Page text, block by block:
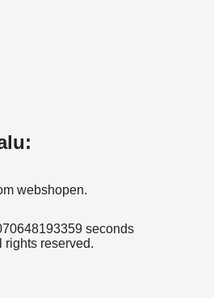
webshopen.
seconds
reserved.